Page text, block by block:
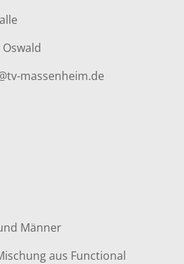
massenheim.de
Männer
aus Functional